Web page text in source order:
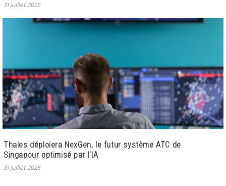
31 juillet 2026
Thales déploiera NexGen, le futur système ATC de
Singapour optimisé par l’IA
31 juillet 2026